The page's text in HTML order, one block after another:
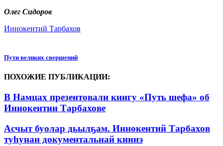
Олег Сидоров
Иннокентий Тарбахов
Пути великих свершений
ПОХОЖИЕ ПУБЛИКАЦИИ:
В Намцах презентовали книгу «Путь шефа» об
Иннокентии Тарбахове
Асчыт буолар дьылҕам. Иннокентий Тарбахов
туһунан документальнай киинэ